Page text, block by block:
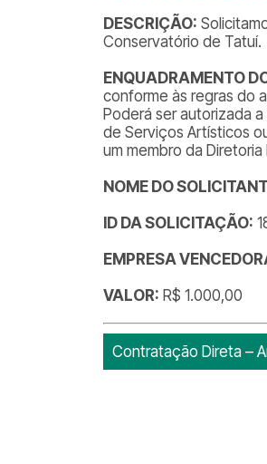
DESCRIÇÃO:
Conservatório de Tatuí.
ENQUADRAMENTO
conforme às regras do
Poderá ser autorizada
de Serviços Artísticos
um membro da
NOME DO
ID DA SOLICITAÇÃO:
EMPRESA
VALOR: R$ 1.000,00
Contratação Direta –